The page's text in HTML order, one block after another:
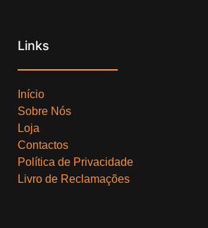
Links
Início
Sobre Nós
Loja
Contactos
Política de Privacidade
Livro de Reclamações